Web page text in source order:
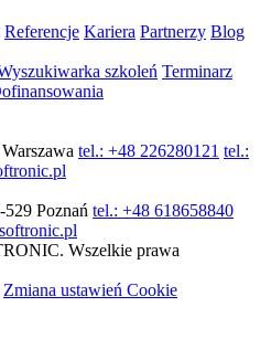
Referencje Kariera Partnerzy Blog
szkoleń Terminarz
tel.: +48 226280121 tel.:
529 Poznań tel.: +48 618658840
Wszelkie prawa
Zmiana ustawień Cookie